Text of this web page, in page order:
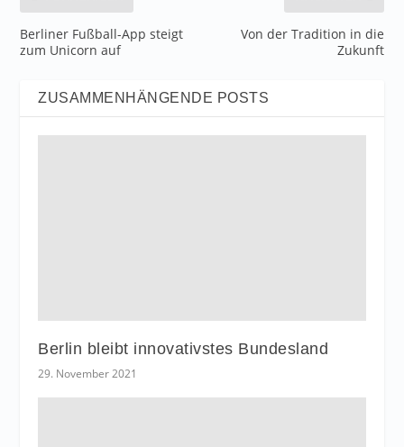
Berliner Fußball-App steigt
zum Unicorn auf
Von der Tradition in die
Zukunft
ZUSAMMENHÄNGENDE POSTS
Berlin bleibt innovativstes Bundesland
29. November 2021